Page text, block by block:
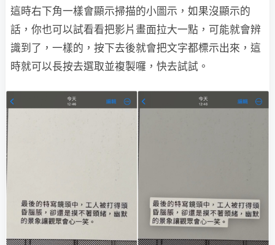
這時右下角一樣會顯示掃描的小圖示，如果沒顯示的
話，你也可以試看看把影片畫面拉大一點，可能就會辨
識到了，一樣的，按下去後就會把文字都標示出來，這
時就可以長按去選取並複製囉，快去試試。